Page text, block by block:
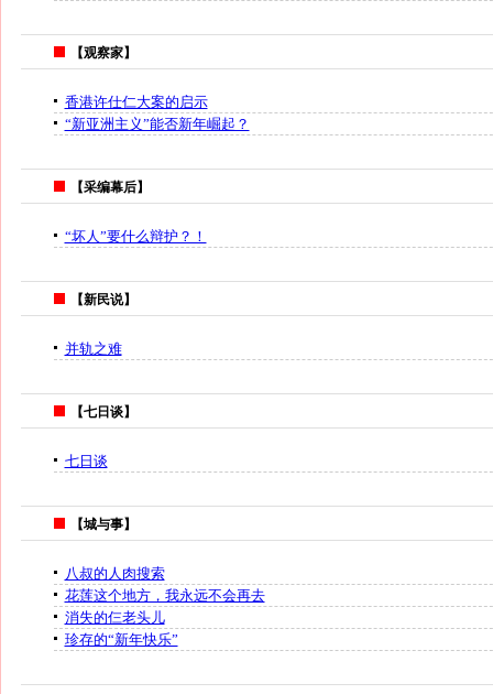
【观察家】
香港许仕仁大案的启示
“新亚洲主义”能否新年崛起？
【采编幕后】
“坏人”要什么辩护？！
【新民说】
并轨之难
【七日谈】
七日谈
【城与事】
八叔的人肉搜索
花莲这个地方，我永远不会再去
消失的仨老头儿
珍存的“新年快乐”